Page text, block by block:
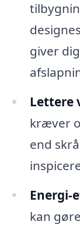
giver
Lettere
kræver
end
Energi-
kan